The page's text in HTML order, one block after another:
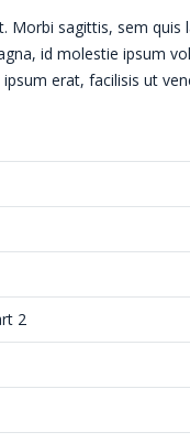
sagittis, sem
id molestie ipsum
erat, facilisis ut
2